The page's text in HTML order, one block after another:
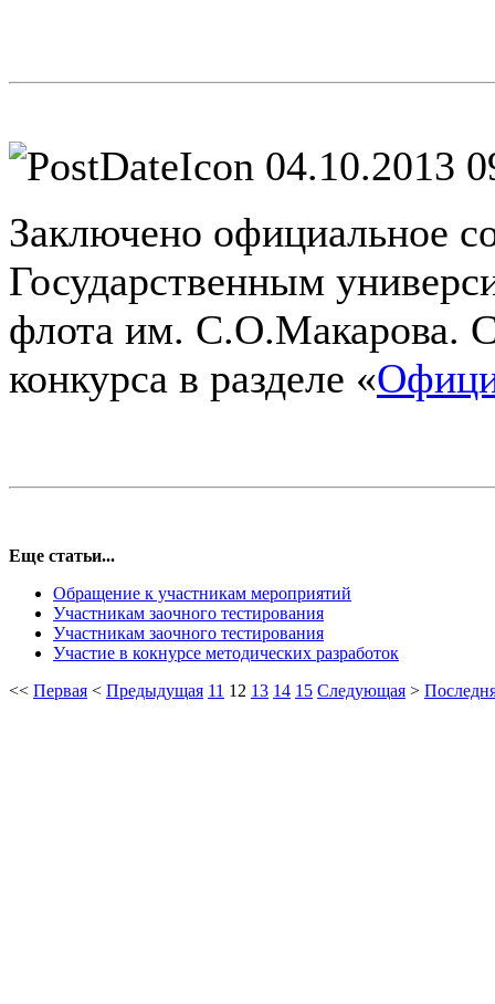
04.10.2013
Заключено официальное
Государственным
флота им. С.О.Макарова.
конкурса в разделе «
Еще статьи...
Обращение к участникам мероприятий
Участникам заочного тестирования
Участникам заочного тестирования
Участие в кокнурсе методических разработок
<< Первая < Предыдущая 11 12 13 14 15 Следующая >